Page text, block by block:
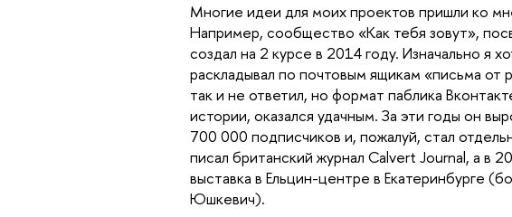
Многие идеи для моих проектов пришли ко
Например, сообщество «Как тебя зовут»,
создал на 2 курсе в 2014 году. Изначально я
раскладывал по почтовым ящикам «письма от
так и не ответил, но формат паблика
истории, оказался удачным. За эти годы он
700 000 подписчиков и, пожалуй, стал
писал британский журнал Calvert Journal, а в
выставка в Ельцин-центре в Екатеринбурге
Юшкевич).